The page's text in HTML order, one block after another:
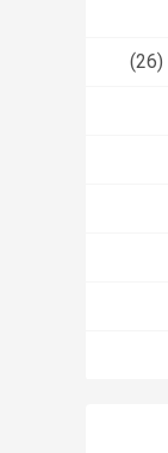
(26)